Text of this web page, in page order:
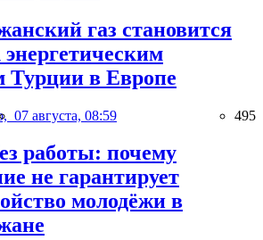
газ становится
Турции в Европе
07 августа, 08:59 495
работы: почему
не гарантирует
молодёжи в